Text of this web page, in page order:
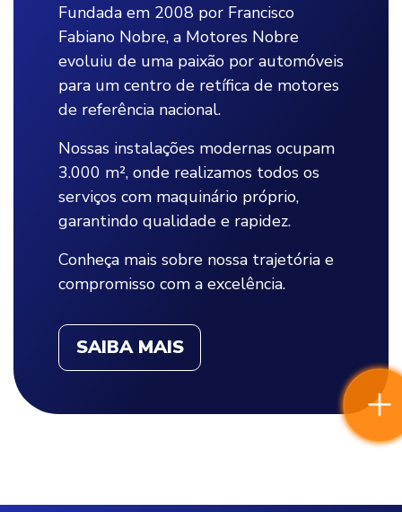
Fundada em 2008 por Francisco
Fabiano Nobre, a Motores Nobre
evoluiu de uma paixão por automóveis
para um centro de retífica de motores
de referência nacional.
Nossas instalações modernas ocupam
3.000 m², onde realizamos todos os
serviços com maquinário próprio,
garantindo qualidade e rapidez.
Conheça mais sobre nossa trajetória e
compromisso com a excelência.
SAIBA MAIS